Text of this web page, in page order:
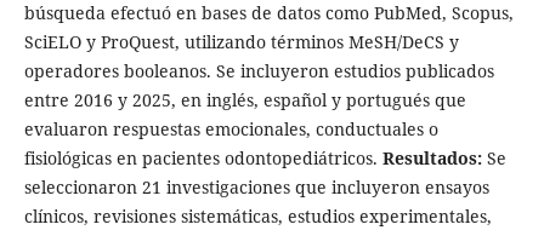
búsqueda efectuó en bases de datos como PubMed, Scopus,
SciELO y ProQuest, utilizando términos MeSH/DeCS y
operadores booleanos. Se incluyeron estudios publicados
entre 2016 y 2025, en inglés, español y portugués que
evaluaron respuestas emocionales, conductuales o
fisiológicas en pacientes odontopediátricos. Resultados:Se
seleccionaron 21 investigaciones que incluyeron ensayos
clínicos, revisiones sistemáticas, estudios experimentales,